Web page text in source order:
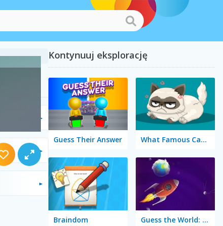
Kontynuuj eksplorację
Guess Their Answer What Famous Cat Are You
Braindom Guess the World: Alien Quest